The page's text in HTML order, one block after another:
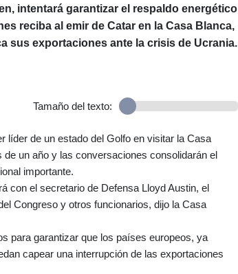
intentará garantizar el respaldo energético
reciba al emir de Catar en la Casa Blanca,
sus exportaciones ante la crisis de Ucrania.
Tamaño del texto:
líder de un estado del Golfo en visitar la Casa
un año y las conversaciones consolidarán el
importante.
con el secretario de Defensa Lloyd Austin, el
Congreso y otros funcionarios, dijo la Casa
para garantizar que los países europeos, ya
capear una interrupción de las exportaciones